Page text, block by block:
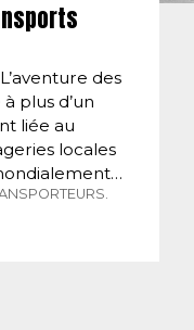
des
plus d’un
liée au
locales